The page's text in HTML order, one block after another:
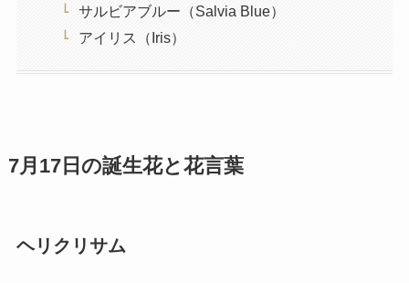
サルビアブルー（Salvia Blue）
アイリス（Iris）
7月17日の誕生花と花言葉
ヘリクリサム